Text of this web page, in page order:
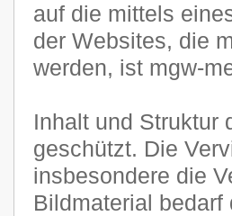
auf die mittels
der Websites, die
werden, ist mgw-
Inhalt und Struktur
geschützt. Die
insbesondere die
Bildmaterial